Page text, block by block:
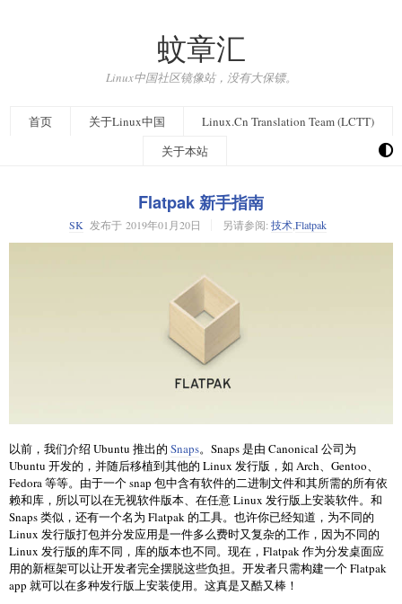
蚊章汇
Linux中国社区镜像站，没有大保镖。
首页 关于Linux中国
Linux.Cn Translation Team (LCTT)
关于本站
Flatpak 新手指南
SK 发布于 2019年01月20日 另请参阅: 技术,Flatpak
以前，我们介绍 Ubuntu 推出的 Snaps。Snaps 是由 Canonical 公司为
Ubuntu 开发的，并随后移植到其他的 Linux 发行版，如 Arch、Gentoo、
Fedora 等等。由于一个 snap 包中含有软件的二进制文件和其所需的所有依
赖和库，所以可以在无视软件版本、在任意 Linux 发行版上安装软件。和
Snaps 类似，还有一个名为 Flatpak 的工具。也许你已经知道，为不同的
Linux 发行版打包并分发应用是一件多么费时又复杂的工作，因为不同的
Linux 发行版的库不同，库的版本也不同。现在，Flatpak 作为分发桌面应
用的新框架可以让开发者完全摆脱这些负担。开发者只需构建一个 Flatpak
app 就可以在多种发行版上安装使用。这真是又酷又棒！